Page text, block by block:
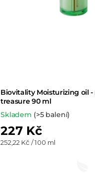
Biovitality Moisturizing oil
treasure 90 ml
Skladem (>5 balení)
227 Kč
Měrná
252,22 Kč / 100 ml